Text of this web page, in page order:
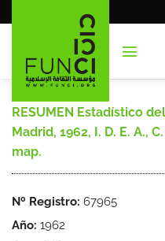
al
RESUMEN Estadístico
Madrid, 1962, I. D. E. A.,
map.
Nº Registro: 67965
Año: 1962